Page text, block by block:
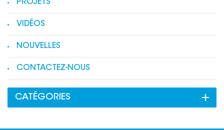
PROJETS
VIDÉOS
NOUVELLES
CONTACTEZ-NOUS
CATÉGORIES